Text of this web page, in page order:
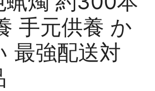
手元供養 か
最強配送対